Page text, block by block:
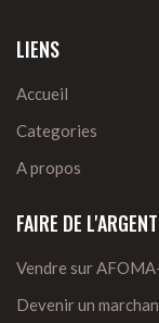
LIENS
Accueil
Categories
A propos
FAIRE DE L'ARGENT
Vendre sur
Devenir un